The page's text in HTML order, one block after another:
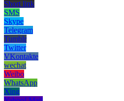
Short link
SMS
Skype
Telegram
Tumblr
Twitter
VKontakte
wechat
Weibo
WhatsApp
Xing